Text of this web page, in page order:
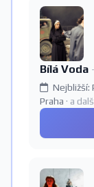
Bílá Voda
Nejbližší:
Praha · a